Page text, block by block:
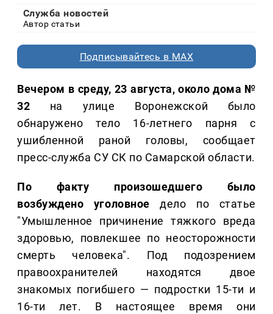
Служба новостей
Автор статьи
Подписывайтесь в MAX
Вечером в среду, 23 августа, около дома №
32 на улице Воронежской было
обнаружено тело 16-летнего парня с
ушибленной раной головы, сообщает
пресс-служба СУ СК по Самарской области.
По факту произошедшего было
возбуждено уголовное дело по статье
"Умышленное причинение тяжкого вреда
здоровью, повлекшее по неосторожности
смерть человека". Под подозрением
правоохранителей находятся двое
знакомых погибшего — подростки 15-ти и
16-ти лет. В настоящее время они